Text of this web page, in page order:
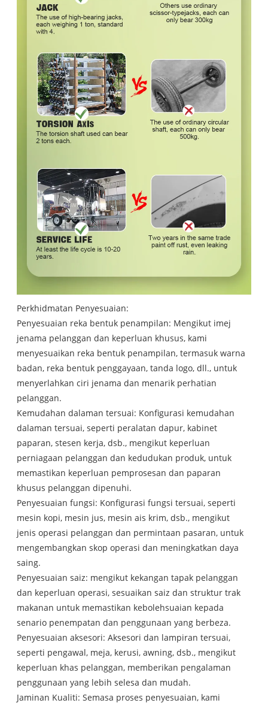
Perkhidmatan Penyesuaian:
Penyesuaian reka bentuk penampilan: Mengikut imej
jenama pelanggan dan keperluan khusus, kami
menyesuaikan reka bentuk penampilan, termasuk warna
badan, reka bentuk penggayaan, tanda logo, dll., untuk
menyerlahkan ciri jenama dan menarik perhatian
pelanggan.
Kemudahan dalaman tersuai: Konfigurasi kemudahan
dalaman tersuai, seperti peralatan dapur, kabinet
paparan, stesen kerja, dsb., mengikut keperluan
perniagaan pelanggan dan kedudukan produk, untuk
memastikan keperluan pemprosesan dan paparan
khusus pelanggan dipenuhi.
Penyesuaian fungsi: Konfigurasi fungsi tersuai, seperti
mesin kopi, mesin jus, mesin ais krim, dsb., mengikut
jenis operasi pelanggan dan permintaan pasaran, untuk
mengembangkan skop operasi dan meningkatkan daya
saing.
Penyesuaian saiz: mengikut kekangan tapak pelanggan
dan keperluan operasi, sesuaikan saiz dan struktur trak
makanan untuk memastikan kebolehsuaian kepada
senario penempatan dan penggunaan yang berbeza.
Penyesuaian aksesori: Aksesori dan lampiran tersuai,
seperti pengawal, meja, kerusi, awning, dsb., mengikut
keperluan khas pelanggan, memberikan pengalaman
penggunaan yang lebih selesa dan mudah.
Jaminan Kualiti: Semasa proses penyesuaian, kami